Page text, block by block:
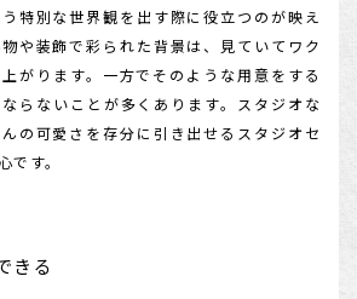
特別な世界観を出す際に役立つのが映え
や装飾で彩られた背景は、見ていてワク
がります。一方でそのような用意をする
らないことが多くあります。スタジオな
の可愛さを存分に引き出せるスタジオセ
です。
きる